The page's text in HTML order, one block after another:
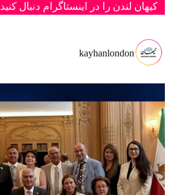
کیهان لندن را در اینستاگرام دنبال کنید
kayhanlondon